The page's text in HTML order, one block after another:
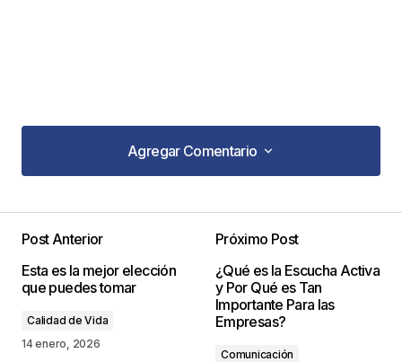
Agregar Comentario
Agregar Comentario
publicada. Los campos obligatorios están
marcados con
Comentario
Post Anterior
Esta es la mejor elección
que puedes tomar
Calidad de Vida
14 enero, 2026
Próximo Post
¿Qué es la Escucha Activa
y Por Qué es Tan
Importante Para las
Empresas?
Comunicación